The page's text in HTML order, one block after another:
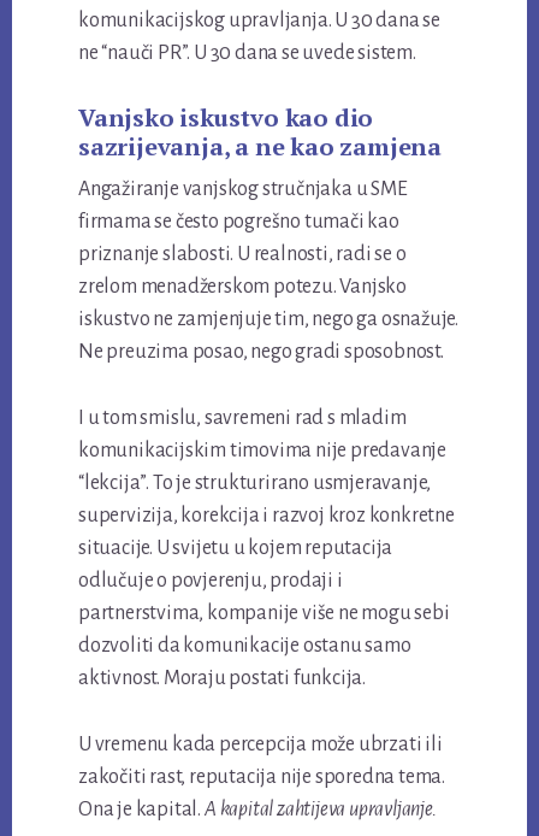
komunikacijskog upravljanja. U 30 dana se
ne “nauči PR”. U 30 dana se uvede sistem.
Vanjsko iskustvo kao dio
sazrijevanja, a ne kao zamjena
Angažiranje vanjskog stručnjaka u SME
firmama se često pogrešno tumači kao
priznanje slabosti. U realnosti, radi se o
zrelom menadžerskom potezu. Vanjsko
iskustvo ne zamjenjuje tim, nego ga osnažuje.
Ne preuzima posao, nego gradi sposobnost.
I u tom smislu, savremeni rad s mladim
komunikacijskim timovima nije predavanje
“lekcija”. To je strukturirano usmjeravanje,
supervizija, korekcija i razvoj kroz konkretne
situacije. U svijetu u kojem reputacija
odlučuje o povjerenju, prodaji i
partnerstvima, kompanije više ne mogu sebi
dozvoliti da komunikacije ostanu samo
aktivnost. Moraju postati funkcija.
U vremenu kada percepcija može ubrzati ili
zakočiti rast, reputacija nije sporedna tema.
Ona je kapital. A kapital zahtijeva upravljanje.